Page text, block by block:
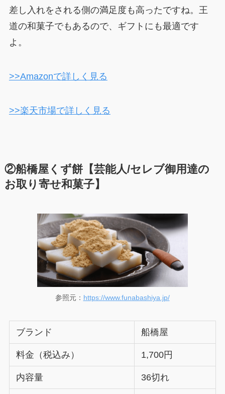
差し入れをされる側の満足度も高ったですね。王
道の和菓子でもあるので、ギフトにも最適です
よ。
>>Amazonで詳しく見る
>>楽天市場で詳しく見る
②船橋屋くず餅【芸能人/セレブ御用達の
お取り寄せ和菓子】
参照元： https://www.funabashiya.jp/
ブランド 船橋屋
料金（税込み） 1,700円
内容量 36切れ